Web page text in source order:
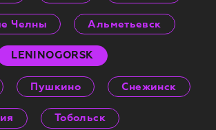
Челны Альметьевск
LENINOGORSK
Пушкино Снежинск
Тобольск